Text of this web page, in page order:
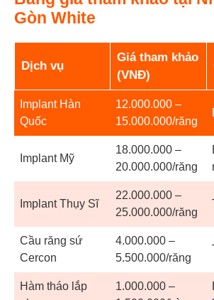
Gòn White
Dịch vụ
Giá tham khảo
(VNĐ)
Implant Hàn
Quốc
12.000.000 –
15.000.000/răng
Implant Mỹ
18.000.000 –
20.000.000/răng
Implant Thụy Sĩ
22.000.000 –
25.000.000/răng
Cầu răng sứ
Cercon
4.000.000 –
5.500.000/răng
Hàm tháo lắp
1.000.000 –